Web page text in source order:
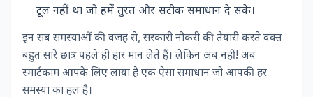
टूल नहीं था जो हमें तुरंत और सटीक समाधान दे सके।
इन सब समस्याओं की वजह से, सरकारी नौकरी की तैयारी करते वक्त
बहुत सारे छात्र पहले ही हार मान लेते हैं। लेकिन अब नहीं! अब
स्मार्टकाम आपके लिए लाया है एक ऐसा समाधान जो आपकी हर
समस्या का हल है।